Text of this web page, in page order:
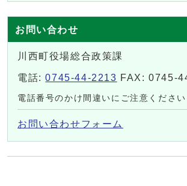
お問い合わせ
川西町役場総合政策課
電話:0745-44-2213 FAX: 0745-
電話番号のかけ間違いにご注意ください
お問い合わせフォーム